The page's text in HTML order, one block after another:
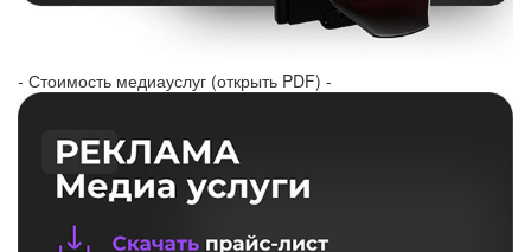
- Стоимость медиауслуг (открыть PDF) -